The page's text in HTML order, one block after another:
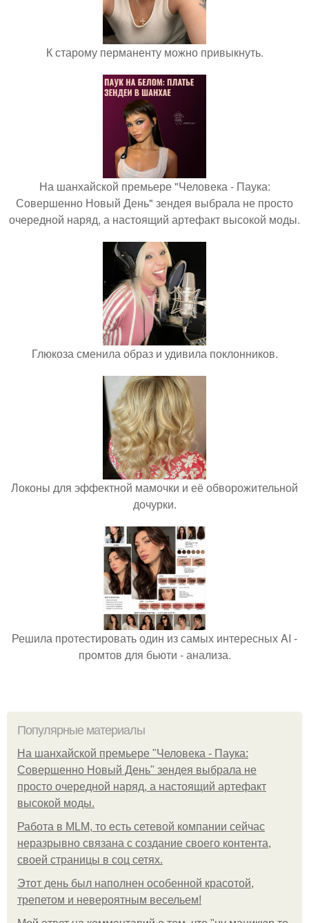
К старому перманенту можно привыкнуть.
На шанхайской премьере "Человека - Паука:
Совершенно Новый День" зендея выбрала не просто
очередной наряд, а настоящий артефакт высокой моды.
Глюкоза сменила образ и удивила поклонников.
Локоны для эффектной мамочки и её обворожительной
дочурки.
Решила протестировать один из самых интересных AI -
промтов для бьюти - анализа.
Популярные материалы
На шанхайской премьере "Человека - Паука:
Совершенно Новый День" зендея выбрала не
просто очередной наряд, а настоящий артефакт
высокой моды.
Работа в MLM, то есть сетевой компании сейчас
неразрывно связана с создание своего контента,
своей страницы в соц сетях.
Этот день был наполнен особенной красотой,
трепетом и невероятным весельем!